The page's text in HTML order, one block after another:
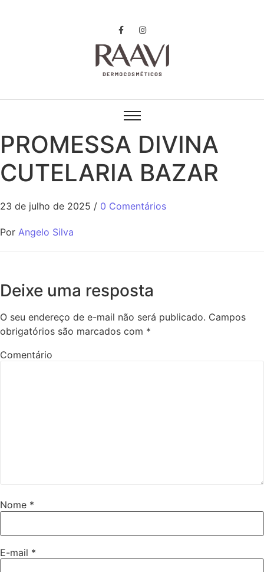
PROMESSA DIVINA
CUTELARIA BAZAR
23 de julho de 2025 / 0 Comentários
Por Angelo Silva
Deixe uma resposta
O seu endereço de e-mail não será publicado. Campos
obrigatórios são marcados com *
Comentário
Nome *
E-mail *